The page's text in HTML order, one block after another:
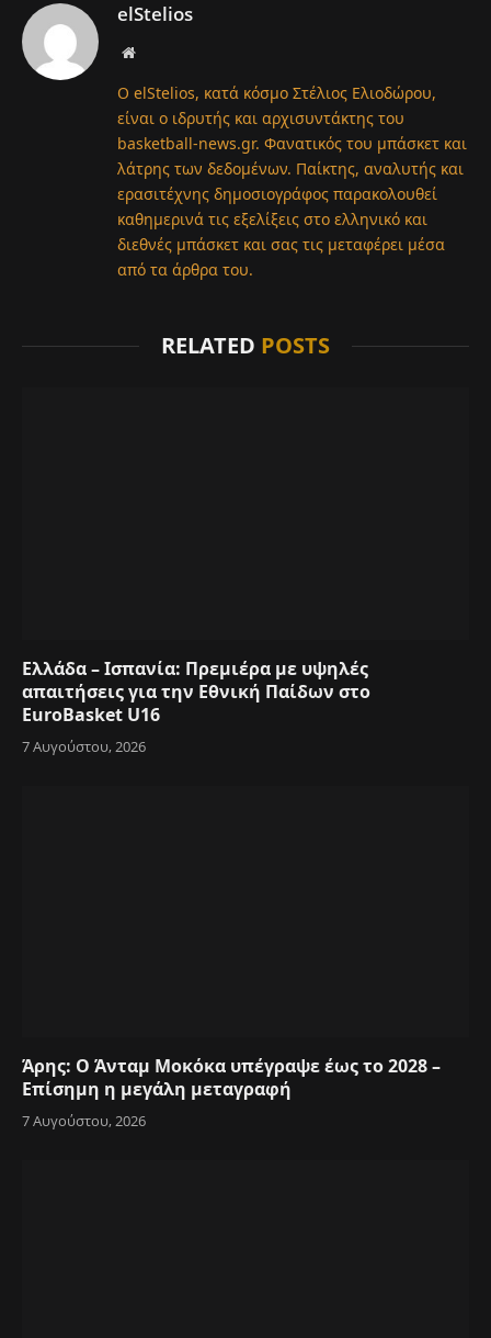
elStelios
Website
Ο elStelios, κατά κόσμο Στέλιος Ελιοδώρου,
είναι ο ιδρυτής και αρχισυντάκτης του
basketball-news.gr. Φανατικός του μπάσκετ και
λάτρης των δεδομένων. Παίκτης, αναλυτής και
ερασιτέχνης δημοσιογράφος παρακολουθεί
καθημερινά τις εξελίξεις στο ελληνικό και
διεθνές μπάσκετ και σας τις μεταφέρει μέσα
από τα άρθρα του.
RELATED POSTS
Ελλάδα – Ισπανία: Πρεμιέρα με υψηλές
απαιτήσεις για την Εθνική Παίδων στο
EuroBasket U16
7 Αυγούστου, 2026
Άρης: Ο Άνταμ Μοκόκα υπέγραψε έως το 2028 –
Επίσημη η μεγάλη μεταγραφή
7 Αυγούστου, 2026